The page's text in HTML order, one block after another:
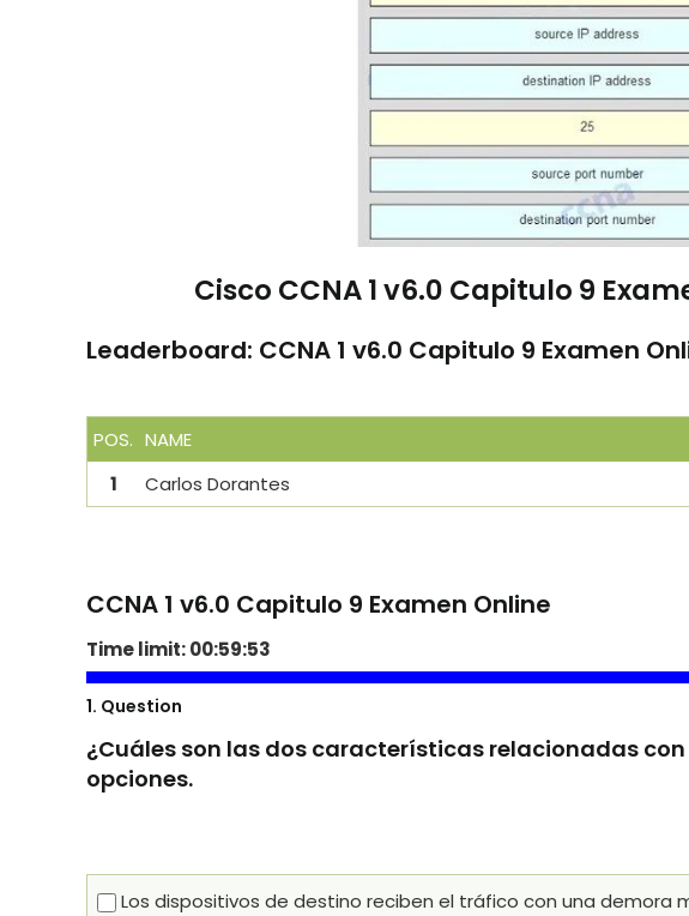
Cisco CCNA 1 v6.0 Capitulo 9
Leaderboard: CCNA 1 v6.0 Capitulo 9 Examen
POS. NAME
1
Carlos Dorantes
CCNA 1 v6.0 Capitulo 9 Examen Online
Time limit:00:59:52
1. Question
¿Cuáles son las dos características relacionadas con
opciones.
Los dispositivos de destino reciben el tráfico con una demora